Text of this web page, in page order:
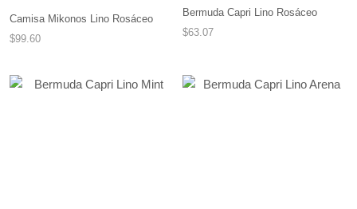
Camisa Mikonos Lino Rosáceo
$99.60
Bermuda Capri Lino Rosáceo
$63.07